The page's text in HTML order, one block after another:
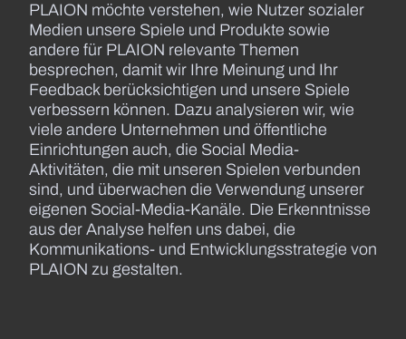
PLAION möchte verstehen, wie Nutzer sozialer
Medien unsere Spiele und Produkte sowie
andere für PLAION relevante Themen
besprechen, damit wir Ihre Meinung und Ihr
Feedback berücksichtigen und unsere Spiele
verbessern können. Dazu analysieren wir, wie
viele andere Unternehmen und öffentliche
Einrichtungen auch, die Social Media-
Aktivitäten, die mit unseren Spielen verbunden
sind, und überwachen die Verwendung unserer
eigenen Social-Media-Kanäle. Die Erkenntnisse
aus der Analyse helfen uns dabei, die
Kommunikations- und Entwicklungsstrategie von
PLAION zu gestalten.